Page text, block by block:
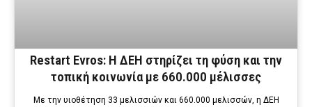
Restart Evros: Η ΔΕΗ στηρίζει τη φύση και την
τοπική κοινωνία με 660.000 μέλισσες
Με την υιοθέτηση 33 μελισσιών και 660.000 μελισσών, η ΔΕΗ